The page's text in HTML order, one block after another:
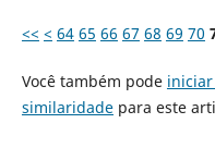
<< < 64 65 66 67 68 69 70
Você também pode
similaridadepara este